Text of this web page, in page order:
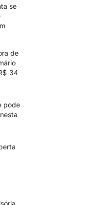
se
de
34
pode